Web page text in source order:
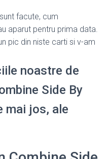
facute, cum
aparut pentru prima data.
pic din niste carti si v-am
noastre de
Side By
mai jos, ale